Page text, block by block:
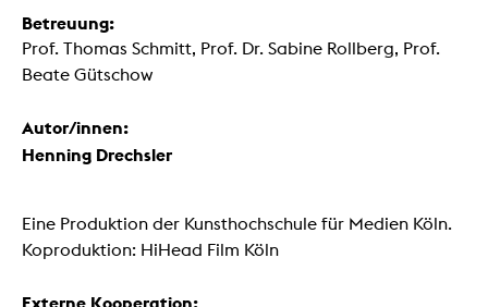
Betreuung:
Prof. Thomas Schmitt, Prof. Dr. Sabine Rollberg, Prof.
Beate Gütschow
Autor/innen:
Henning Drechsler
Eine Produktion der Kunsthochschule für Medien Köln.
Koproduktion: HiHead Film Köln